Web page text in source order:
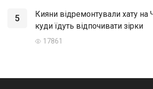
5
Кияни відремонтували хату на
куди їдуть відпочивати зірки
17861